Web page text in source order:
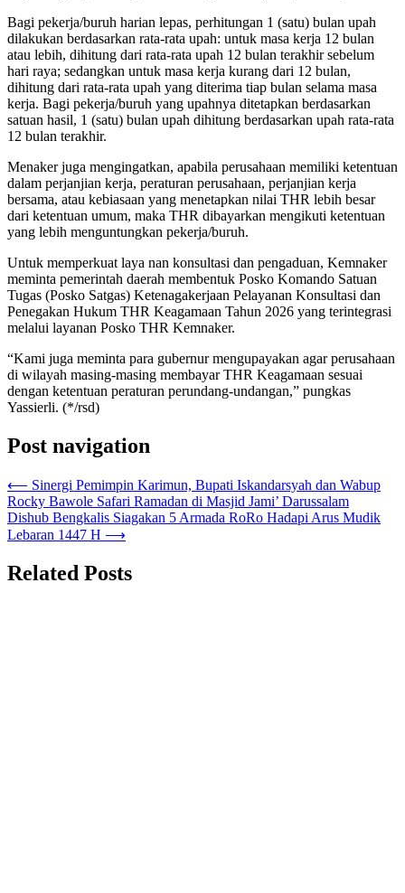
Bagi pekerja/buruh harian lepas, perhitungan 1 (satu) bulan upah
dilakukan berdasarkan rata-rata upah: untuk masa kerja 12 bulan
atau lebih, dihitung dari rata-rata upah 12 bulan terakhir sebelum
hari raya; sedangkan untuk masa kerja kurang dari 12 bulan,
dihitung dari rata-rata upah yang diterima tiap bulan selama masa
kerja. Bagi pekerja/buruh yang upahnya ditetapkan berdasarkan
satuan hasil, 1 (satu) bulan upah dihitung berdasarkan upah rata-rata
12 bulan terakhir.
Menaker juga mengingatkan, apabila perusahaan memiliki ketentuan
dalam perjanjian kerja, peraturan perusahaan, perjanjian kerja
bersama, atau kebiasaan yang menetapkan nilai THR lebih besar
dari ketentuan umum, maka THR dibayarkan mengikuti ketentuan
yang lebih menguntungkan pekerja/buruh.
Untuk memperkuat laya nan konsultasi dan pengaduan, Kemnaker
meminta pemerintah daerah membentuk Posko Komando Satuan
Tugas (Posko Satgas) Ketenagakerjaan Pelayanan Konsultasi dan
Penegakan Hukum THR Keagamaan Tahun 2026 yang terintegrasi
melalui layanan Posko THR Kemnaker.
“Kami juga meminta para gubernur mengupayakan agar perusahaan
di wilayah masing-masing membayar THR Keagamaan sesuai
dengan ketentuan peraturan perundang-undangan,” pungkas
Yassierli. (*/rsd)
Post navigation
⟵ Sinergi Pemimpin Karimun, Bupati Iskandarsyah dan Wabup
Rocky Bawole Safari Ramadan di Masjid Jami’ Darussalam
Dishub Bengkalis Siagakan 5 Armada RoRo Hadapi Arus Mudik
Lebaran 1447 H ⟶
Related Posts